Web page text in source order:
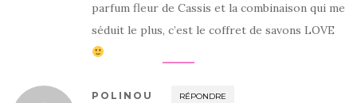
parfum fleur de Cassis et la combinaison qui me
séduit le plus, c’est le coffret de savons LOVE
POLINOU RÉPONDRE